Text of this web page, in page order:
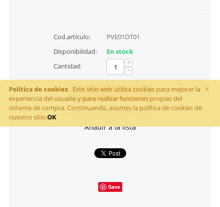
×
Política de cookies
Este sitio web utiliza cookies para mejorar la
experiencia del usuario y para realizar funciones propias del
sistema de compra. Continuando, asumes la política de cookies de
nuestro sitio.OK
Cod.artículo:
PVE01OT01
Disponibilidad:
En stock
Cantidad:
+
−
AÑADIR AL CARRITO
Comprar ahora con 1-clic
Añadir a la lista
Save